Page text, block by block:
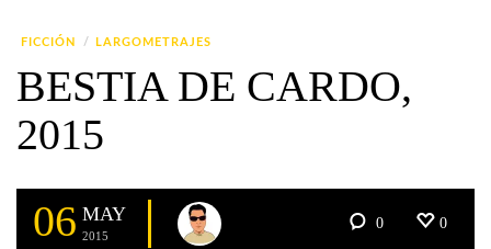
FICCIÓN LARGOMETRAJES
BESTIA DE CARDO,
2015
06 MAY
2015
0 0